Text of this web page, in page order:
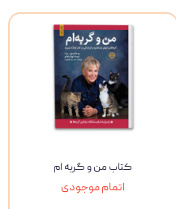
کتاب من و گربه ام
اتمام موجودی